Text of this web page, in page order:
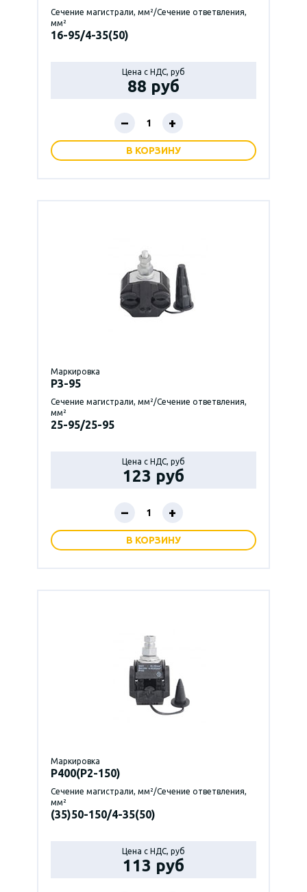
Сечение магистрали, мм²/Сечение ответвления,
мм²
16-95/4-35(50)
Цена с НДС, руб
88 руб
– +
В КОРЗИНУ
Маркировка
P3-95
Сечение магистрали, мм²/Сечение ответвления,
мм²
25-95/25-95
Цена с НДС, руб
123 руб
– +
В КОРЗИНУ
Маркировка
P400(Р2-150)
Сечение магистрали, мм²/Сечение ответвления,
мм²
(35)50-150/4-35(50)
Цена с НДС, руб
113 руб